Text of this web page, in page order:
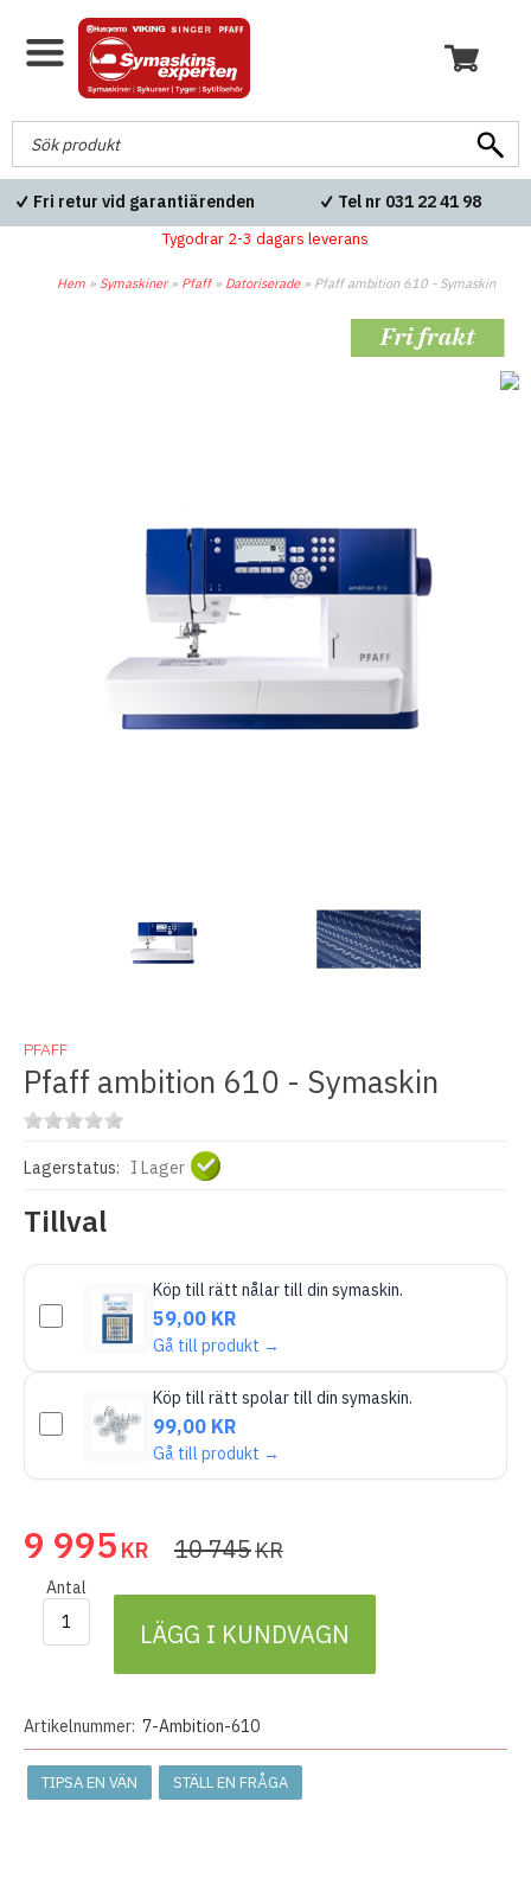
Fri retur vid garantiärenden Tel nr 031 22 41 98
Tygodrar 2-3 dagars leverans
Hem » Symaskiner» Pfaff» Datoriserade» Pfaff ambition 610 - Symaskin
PFAFF
Pfaff ambition 610 - Symaskin
Lagerstatus: I Lager
Tillval
Köp till rätt nålar till din symaskin.
59,00 KR
Gå till produkt →
Köp till rätt spolar till din symaskin.
99,00 KR
Gå till produkt →
9 995 KR 10 745KR
Antal
LÄGG I KUNDVAGN
Artikelnummer: 7-Ambition-610
TIPSA EN VÄN STÄLL EN FRÅGA